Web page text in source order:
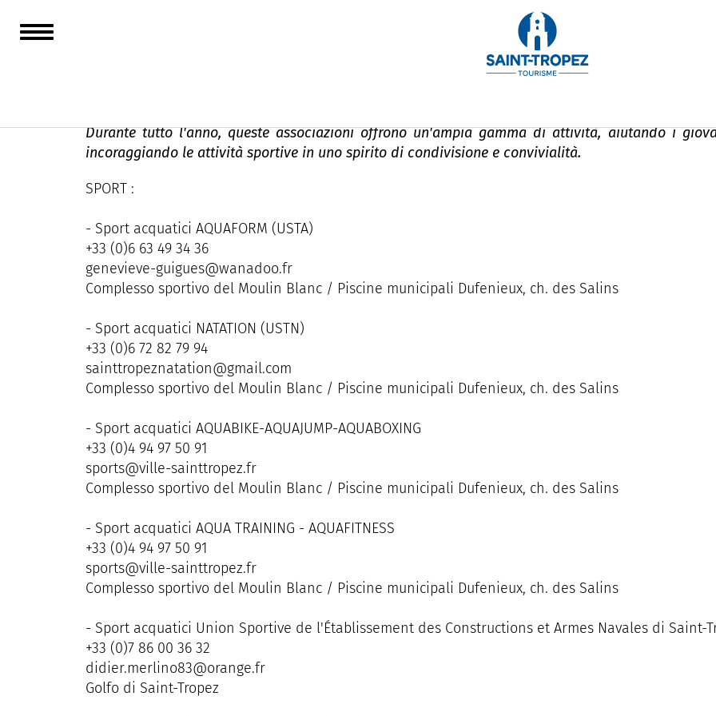
Associazioni - Sport, gioventù, nautica,
Durante tutto l'anno, queste associazioni offrono un'ampia gamma di attività, aiutando i
incoraggiando le attività sportive in uno spirito di condivisione e convivialità.
SPORT :
- Sport acquatici AQUAFORM (USTA)
+33 (0)6 63 49 34 36
genevieve-guigues@wanadoo.fr
Complesso sportivo del Moulin Blanc / Piscine municipali Dufenieux, ch. des Salins
- Sport acquatici NATATION (USTN)
+33 (0)6 72 82 79 94
sainttropeznatation@gmail.com
Complesso sportivo del Moulin Blanc / Piscine municipali Dufenieux, ch. des Salins
- Sport acquatici AQUABIKE-AQUAJUMP-AQUABOXING
+33 (0)4 94 97 50 91
sports@ville-sainttropez.fr
Complesso sportivo del Moulin Blanc / Piscine municipali Dufenieux, ch. des Salins
- Sport acquatici AQUA TRAINING - AQUAFITNESS
+33 (0)4 94 97 50 91
sports@ville-sainttropez.fr
Complesso sportivo del Moulin Blanc / Piscine municipali Dufenieux, ch. des Salins
- Sport acquatici Union Sportive de l'Établissement des Constructions et Armes Navales di Saint-
+33 (0)7 86 00 36 32
didier.merlino83@orange.fr
Golfo di Saint-Tropez